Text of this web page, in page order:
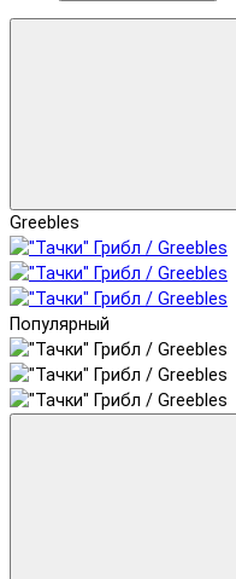
Greebles
Популярный